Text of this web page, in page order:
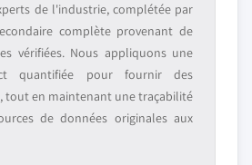
de l'industrie, complétée par
complète provenant de
vérifiées. Nous appliquons une
quantifiée pour fournir des
tout en maintenant une traçabilité
de données originales aux